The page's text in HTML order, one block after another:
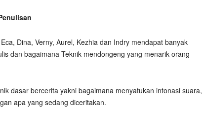
Dina, Verny, Aurel, Kezhia dan Indry mendapat banyak
dan bagaimana Teknik mendongeng yang menarik orang
dasar bercerita yakni bagaimana menyatukan intonasi suara,
apa yang sedang diceritakan.